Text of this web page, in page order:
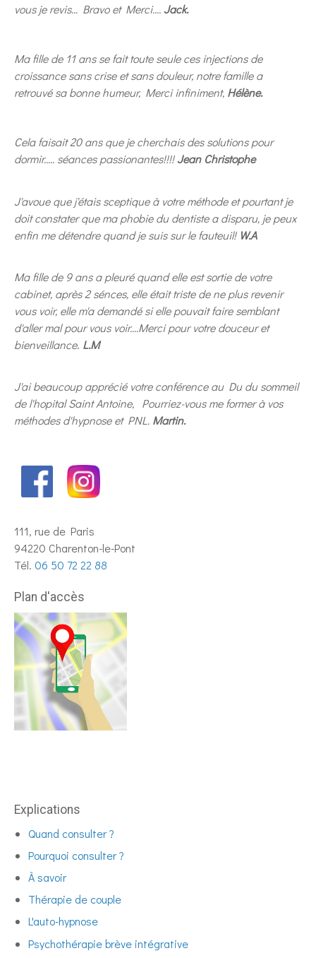
vous je revis... Bravo et Merci....Jack.
Ma fille de 11 ans se fait toute seule ces injections de
croissance sans crise et sans douleur, notre famille a
retrouvé sa bonne humeur, Merci infiniment, Hélène.
Cela faisait 20 ans que je cherchais des solutions pour
dormir..... séances passionantes!!!!Jean Christophe
J'avoue que j'étais sceptique à votre méthode et pourtant je
doit constater que ma phobie du dentiste a disparu, je peux
enfin me détendre quand je suis sur le fauteuil!W.A
Ma fille de 9 ans a pleuré quand elle est sortie de votre
cabinet, après 2 sénces, elle était triste de ne plus revenir
vous voir, elle m'a demandé si elle pouvait faire semblant
d'aller mal pour vous voir....Merci pour votre douceur et
bienveillance. L.M
J'ai beaucoup apprécié votre conférence au Du du sommeil
de l'hopital Saint Antoine, Pourriez-vous me former à vos
méthodes d'hypnose et PNL. Martin.
111, rue de Paris
94220 Charenton-le-Pont
Tél. 06 50 72 22 88
Plan d'accès
Explications
Quand consulter ?
Pourquoi consulter ?
À savoir
Thérapie de couple
L'auto-hypnose
Psychothérapie brève intégrative